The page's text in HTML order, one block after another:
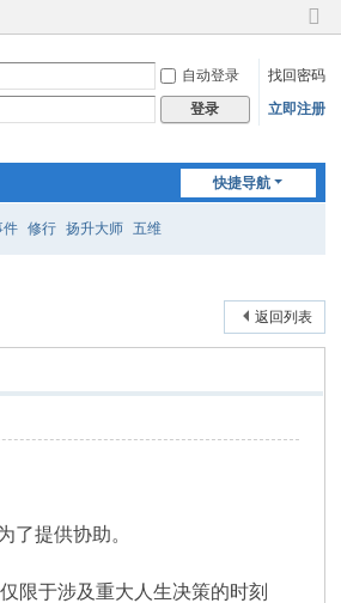
切
到
窄
自动登录
找回密码
登录 立即注册
快捷导航
件 修行 扬升大师 五维
返回列表
了提供协助。
仅限于涉及重大人生决策的时刻